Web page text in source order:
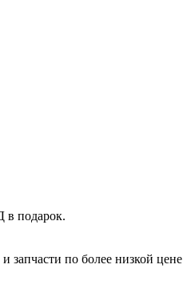
в подарок.
запчасти по более низкой цене